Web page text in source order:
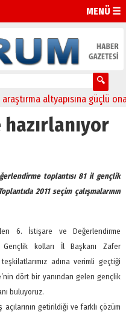
MENÜ ☰
altyapısına güçlü onay
toplantısı 81 il gençlik
2011 seçim çalışmalarının
6. İstişare ve Değerlendirme
Gençlik kolları İl Başkanı Zafer
adına verimli geçtiği
dört bir yanından gelen gençlik
buluyoruz.
getirildiği ve farklı çözüm